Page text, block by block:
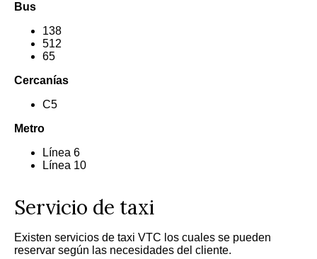
Bus
138
512
65
Cercanías
C5
Metro
Línea 6
Línea 10
Servicio de taxi
Existen servicios de taxi VTC los cuales se pueden
reservar según las necesidades del cliente.